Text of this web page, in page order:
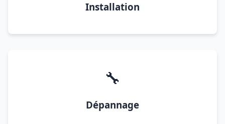
Installation
🔧
Dépannage